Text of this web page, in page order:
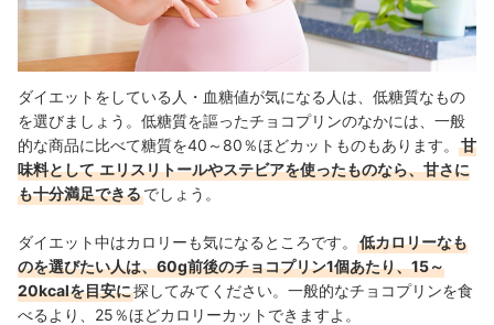
ダイエットをしている人・血糖値が気になる人は、低糖質なもの
を選びましょう。低糖質を謳ったチョコプリンのなかには、一般
的な商品に比べて糖質を40～80％ほどカットものもあります。
甘
味料として エリスリトールやステビアを使ったものなら、甘さに
も十分満足できるでしょう。
ダイエット中はカロリーも気になるところです。
低カロリーなも
のを選びたい人は、60g前後のチョコプリン1個あたり、15～
20kcalを目安に探してみてください。一般的なチョコプリンを食
べるより、25％ほどカロリーカットできますよ。